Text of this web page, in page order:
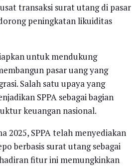
transaksi surat utang di pasar
peningkatan likuiditas
untuk mendukung
pasar uang yang
Salah satu upaya yang
SPPA sebagai bagian
keuangan nasional.
2025, SPPA telah menyediakan
berbasis surat utang sebagai
fitur ini memungkinkan